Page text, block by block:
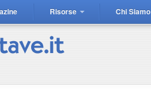
Risorse Chi Siamo